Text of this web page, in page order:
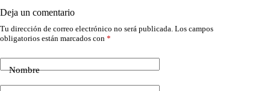
Deja un comentario
Tu dirección de correo electrónico no será publicada. Los campos
obligatorios están marcados con *
Nombre